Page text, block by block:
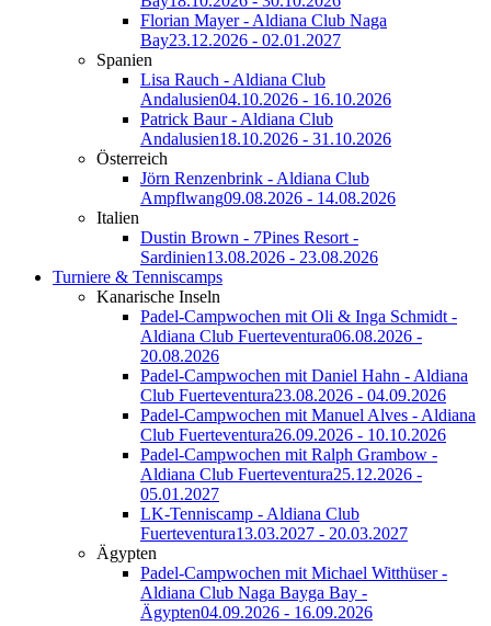
Florian Mayer - Aldiana Club Naga
Bay23.12.2026 - 02.01.2027
Spanien
Lisa Rauch - Aldiana Club
Andalusien04.10.2026 - 16.10.2026
Patrick Baur - Aldiana Club
Andalusien18.10.2026 - 31.10.2026
Österreich
Jörn Renzenbrink - Aldiana Club
Ampflwang09.08.2026 - 14.08.2026
Italien
Dustin Brown - 7Pines Resort -
Sardinien13.08.2026 - 23.08.2026
Turniere & Tenniscamps
Kanarische Inseln
Padel-Campwochen mit Oli & Inga Schmidt -
Aldiana Club Fuerteventura06.08.2026 -
20.08.2026
Padel-Campwochen mit Daniel Hahn - Aldiana
Club Fuerteventura23.08.2026 - 04.09.2026
Padel-Campwochen mit Manuel Alves - Aldiana
Club Fuerteventura26.09.2026 - 10.10.2026
Padel-Campwochen mit Ralph Grambow -
Aldiana Club Fuerteventura25.12.2026 -
05.01.2027
LK-Tenniscamp - Aldiana Club
Fuerteventura13.03.2027 - 20.03.2027
Ägypten
Padel-Campwochen mit Michael Witthüser -
Aldiana Club Naga Bayga Bay -
Ägypten04.09.2026 - 16.09.2026